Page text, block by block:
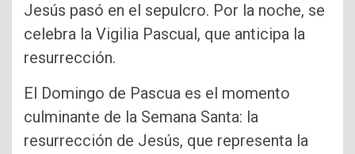
Jesús pasó en el sepulcro. Por la noche, se
celebra la Vigilia Pascual, que anticipa la
resurrección.
El Domingo de Pascua es el momento
culminante de la Semana Santa: la
resurrección de Jesús, que representa la